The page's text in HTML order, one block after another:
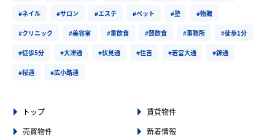
#ネイル #サロン #エステ #ペット #塾 #物販
#クリニック #美容室 #重飲食 #軽飲食 #事務所 #徒歩1分
#徒歩5分 #大津通 #伏見通 #住吉 #若宮大通 #錦通
#桜通 #広小路通
トップ
賃貸物件
売買物件
新着情報